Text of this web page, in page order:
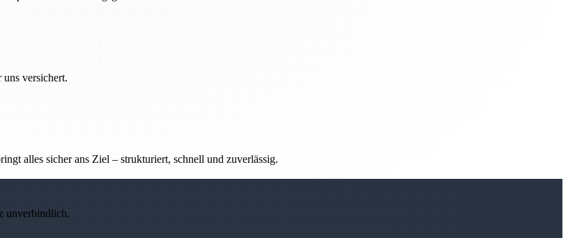
versichert.
alles sicher ans Ziel – strukturiert, schnell und zuverlässig.
unverbindlich.